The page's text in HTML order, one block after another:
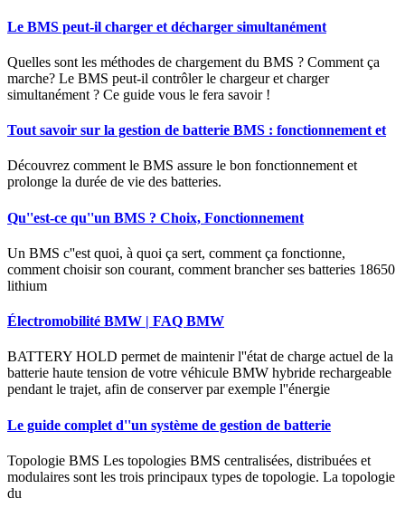
Le BMS peut-il charger et décharger simultanément
Quelles sont les méthodes de chargement du BMS ? Comment ça
marche? Le BMS peut-il contrôler le chargeur et charger
simultanément ? Ce guide vous le fera savoir !
Tout savoir sur la gestion de batterie BMS : fonctionnement et
Découvrez comment le BMS assure le bon fonctionnement et
prolonge la durée de vie des batteries.
Qu''est-ce qu''un BMS ? Choix, Fonctionnement
Un BMS c''est quoi, à quoi ça sert, comment ça fonctionne,
comment choisir son courant, comment brancher ses batteries 18650
lithium
Électromobilité BMW | FAQ BMW
BATTERY HOLD permet de maintenir l''état de charge actuel de la
batterie haute tension de votre véhicule BMW hybride rechargeable
pendant le trajet, afin de conserver par exemple l''énergie
Le guide complet d''un système de gestion de batterie
Topologie BMS Les topologies BMS centralisées, distribuées et
modulaires sont les trois principaux types de topologie. La topologie
du